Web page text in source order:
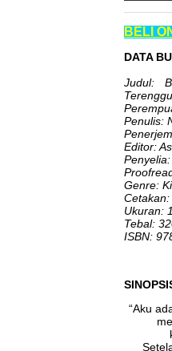
BELI
DATA
Judul:
Penulis:
Editor:
Genre:
Ukuran:
Tebal:
ISBN:
“Aku